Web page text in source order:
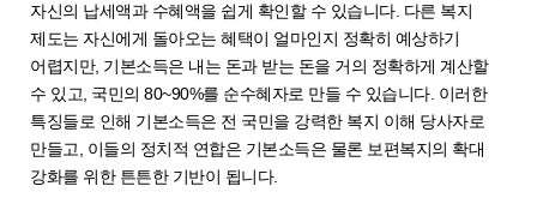
자신의 납세액과 수혜액을 쉽게 확인할 수 있습니다. 다른 복지
제도는 자신에게 돌아오는 혜택이 얼마인지 정확히 예상하기
어렵지만, 기본소득은 내는 돈과 받는 돈을 거의 정확하게 계산할
수 있고, 국민의 80~90%를 순수혜자로 만들 수 있습니다. 이러한
특징들로 인해 기본소득은 전 국민을 강력한 복지 이해 당사자로
만들고, 이들의 정치적 연합은 기본소득은 물론 보편복지의 확대
강화를 위한 튼튼한 기반이 됩니다.